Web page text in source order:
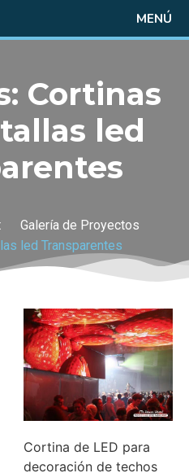
MENÚ
Cortinas
led
Galería de Proyectos
led Transparentes
Cortina de LED para
decoración de techos